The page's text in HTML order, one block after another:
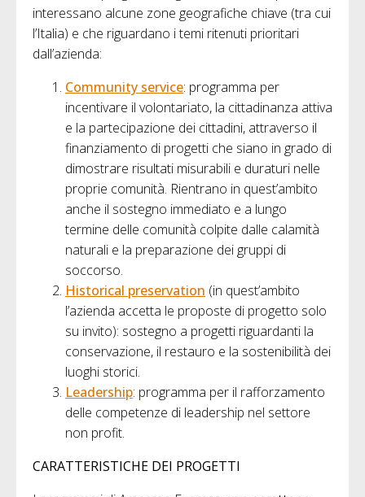
interessano alcune zone geografiche chiave (tra cui
l’Italia) e che riguardano i temi ritenuti prioritari
dall’azienda:
Community service: programma per
incentivare il volontariato, la cittadinanza attiva
e la partecipazione dei cittadini, attraverso il
finanziamento di progetti che siano in grado di
dimostrare risultati misurabili e duraturi nelle
proprie comunità. Rientrano in quest’ambito
anche il sostegno immediato e a lungo
termine delle comunità colpite dalle calamità
naturali e la preparazione dei gruppi di
soccorso.
Historical preservation (in quest’ambito
l’azienda accetta le proposte di progetto solo
su invito): sostegno a progetti riguardanti la
conservazione, il restauro e la sostenibilità dei
luoghi storici.
Leadership: programma per il rafforzamento
delle competenze di leadership nel settore
non profit.
CARATTERISTICHE DEI PROGETTI